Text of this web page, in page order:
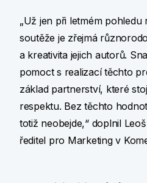
„Už jen při letmém
soutěže je zřejmá
a kreativita jejich autorů.
pomoct s realizací těchto
základ partnerství, které
respektu. Bez těchto
totiž neobejde,“ doplnil
ředitel pro Marketing v